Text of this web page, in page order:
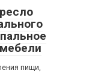
пищи,